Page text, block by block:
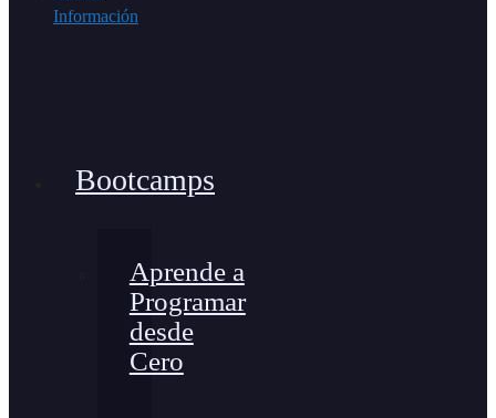
Información
Bootcamps
Aprende a
Programar
desde
Cero